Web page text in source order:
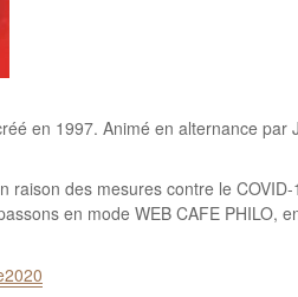
en 1997. Animé en alternance
raison des mesures contre le
en mode WEB CAFE PHILO,